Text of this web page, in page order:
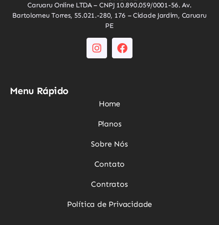
Caruaru Online LTDA – CNPJ 10.890.059/0001-56. Av.
Bartolomeu Torres, 55.021.-280, 176 – Cidade Jardim, Caruaru
PE
Menu Rápido
Home
Planos
Sobre Nós
Contato
Contratos
Política de Privacidade